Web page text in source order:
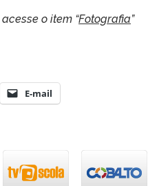
o item “Fotografia”
E-mail